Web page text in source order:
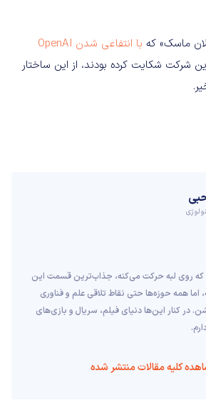
ماسک» که
با انتفاعی‌ شدن OpenAI
شرکت شکایت کرده بودند، از این ساختار
روی لبه حرکت می‌کنه، جذاب‌ترین قسمت این
همه حوزه‌ها حتی نقاط تلاقی علم و فناوری
در کنار این‌ها دنیای فیلم، سریال و بازی‌های
کلیه مقالات منتشر شده